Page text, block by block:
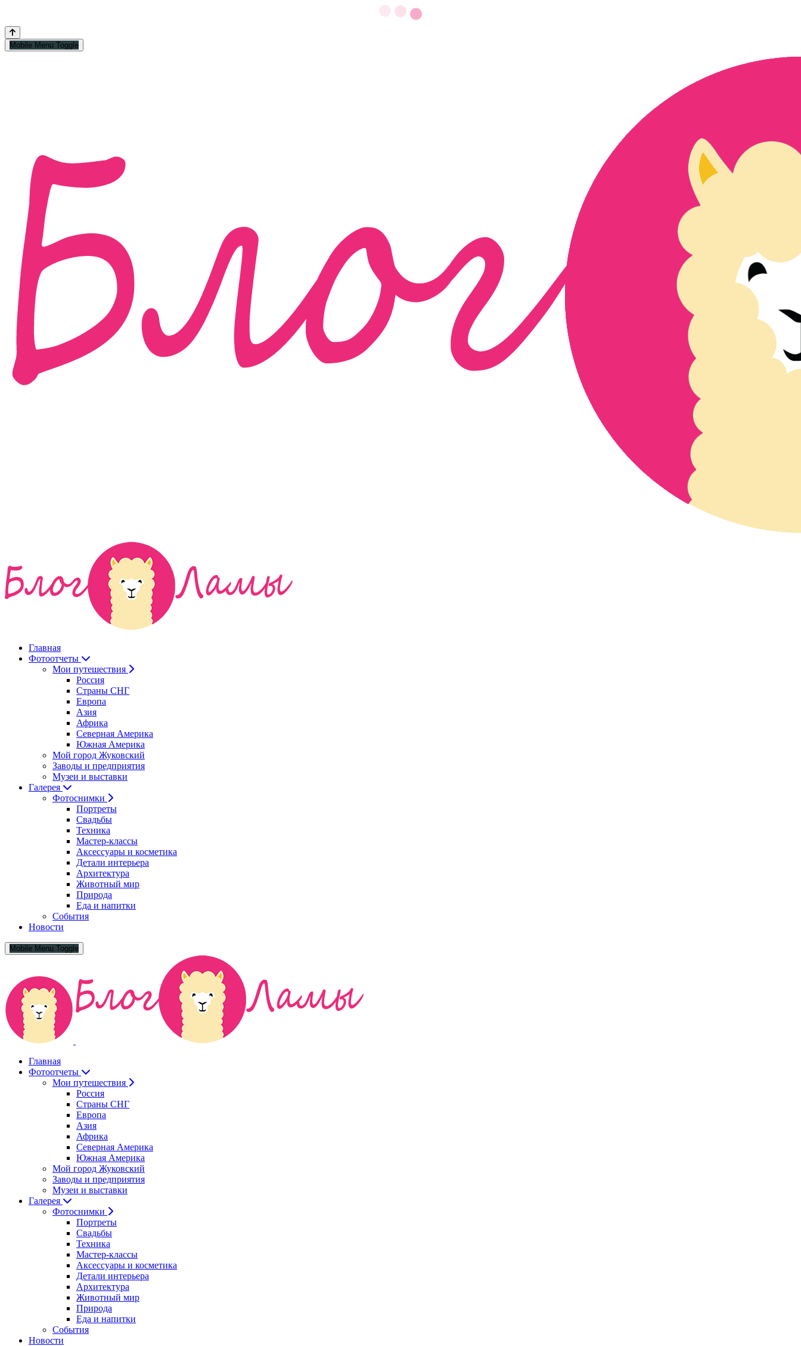
Mobile Menu Toggle
Главная
Фотоотчеты
Мои путешествия
Россия
Страны СНГ
Европа
Азия
Африка
Северная Америка
Южная Америка
Мой город Жуковский
Заводы и предприятия
Музеи и выставки
Галерея
Фотоснимки
Портреты
Свадьбы
Техника
Мастер-классы
Аксессуары и косметика
Детали интерьера
Архитектура
Животный мир
Природа
Еда и напитки
События
Новости
Mobile Menu Toggle
Главная
Фотоотчеты
Мои путешествия
Россия
Страны СНГ
Европа
Азия
Африка
Северная Америка
Южная Америка
Мой город Жуковский
Заводы и предприятия
Музеи и выставки
Галерея
Фотоснимки
Портреты
Свадьбы
Техника
Мастер-классы
Аксессуары и косметика
Детали интерьера
Архитектура
Животный мир
Природа
Еда и напитки
События
Новости